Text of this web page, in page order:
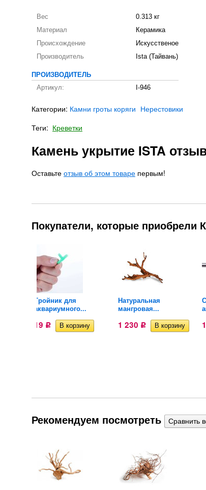
Вес
0.313 кг
Материал
Керамика
Происхождение
Искусственое
Производитель
Ista (Тайвань)
ПРОИЗВОДИТЕЛЬ
Артикул:
I-946
Категории: Камни гроты коряги Нерестовики
Теги: Креветки
Камень укрытие ISTA
Оставьте отзыв об этом товаре первым!
Покупатели, которые приобрели
Тройник для
аквариумного...
19 Р
Натуральная
мангровая...
1 230 Р
Рекомендуем посмотреть